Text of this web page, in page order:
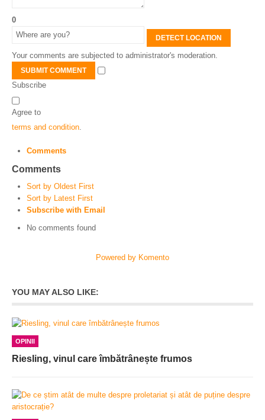
0
DETECT LOCATION
Your comments are subjected to administrator's moderation.
SUBMIT COMMENT
Subscribe
Agree to
terms and condition
Comments
Comments
Sort by Oldest First
Sort by Latest First
Subscribe with Email
No comments found
Powered by Komento
YOU MAY ALSO LIKE:
OPINII
Riesling, vinul care îmbătrânește frumos